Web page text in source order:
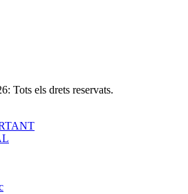
Tots els drets reservats.